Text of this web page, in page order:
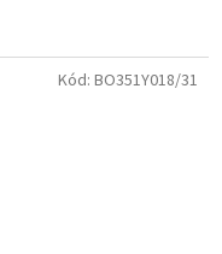
Kód: BO351Y018/31